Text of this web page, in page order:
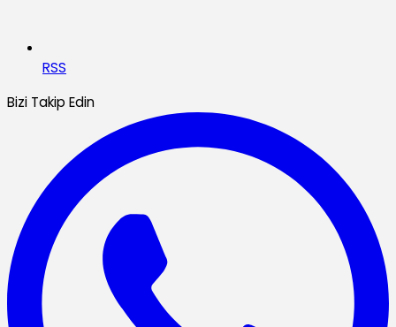
RSS
Bizi Takip Edin